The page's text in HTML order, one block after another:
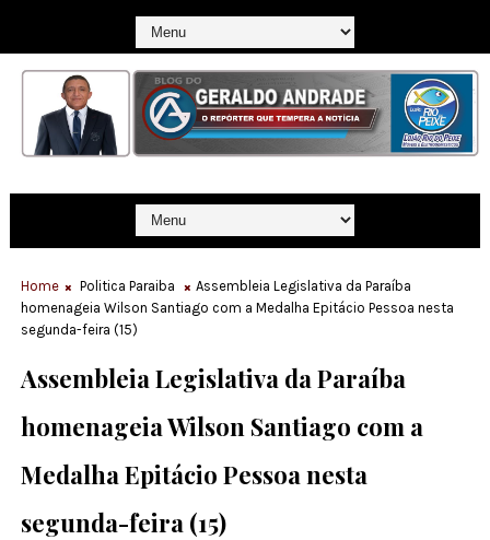
Home Politica Paraiba
Assembleia Legislativa da Paraíba
homenageia Wilson Santiago com a Medalha Epitácio Pessoa nesta
segunda-feira (15)
Assembleia Legislativa da Paraíba
homenageia Wilson Santiago com a
Medalha Epitácio Pessoa nesta
segunda-feira (15)